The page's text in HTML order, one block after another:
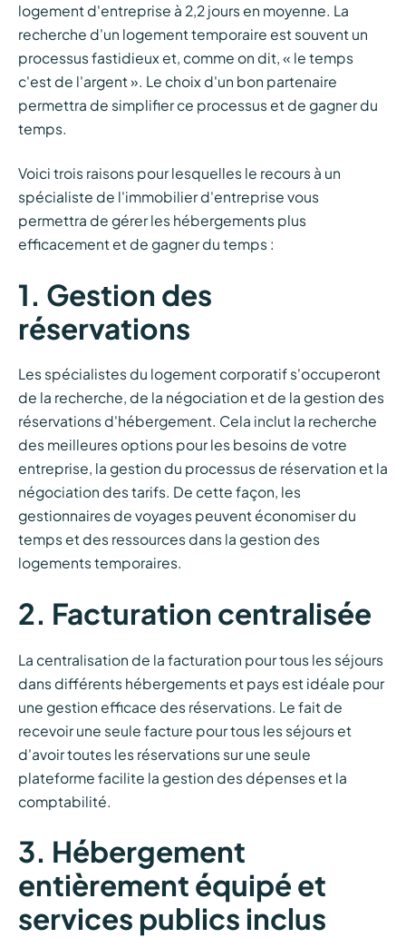
logement d'entreprise à 2,2 jours en moyenne. La
recherche d'un logement temporaire est souvent un
processus fastidieux et, comme on dit, « le temps
c'est de l'argent ». Le choix d'un bon partenaire
permettra de simplifier ce processus et de gagner du
temps.
Voici trois raisons pour lesquelles le recours à un
spécialiste de l'immobilier d'entreprise vous
permettra de gérer les hébergements plus
efficacement et de gagner du temps :
1. Gestion des
réservations
Les spécialistes du logement corporatif s'occuperont
de la recherche, de la négociation et de la gestion des
réservations d'hébergement. Cela inclut la recherche
des meilleures options pour les besoins de votre
entreprise, la gestion du processus de réservation et la
négociation des tarifs. De cette façon, les
gestionnaires de voyages peuvent économiser du
temps et des ressources dans la gestion des
logements temporaires.
2. Facturation centralisée
La centralisation de la facturation pour tous les séjours
dans différents hébergements et pays est idéale pour
une gestion efficace des réservations. Le fait de
recevoir une seule facture pour tous les séjours et
d'avoir toutes les réservations sur une seule
plateforme facilite la gestion des dépenses et la
comptabilité.
3. Hébergement
entièrement équipé et
services publics inclus